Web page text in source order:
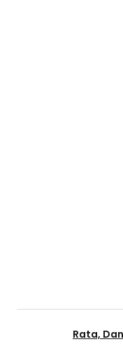
Rata,